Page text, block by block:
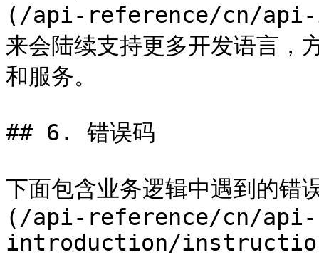
(/api-reference/cn/
来会陆续支持更多开发语言
和服务。
## 6. 错误码
下面包含业务逻辑中遇到的
(/api-reference/cn/api-
introduction/instruction/